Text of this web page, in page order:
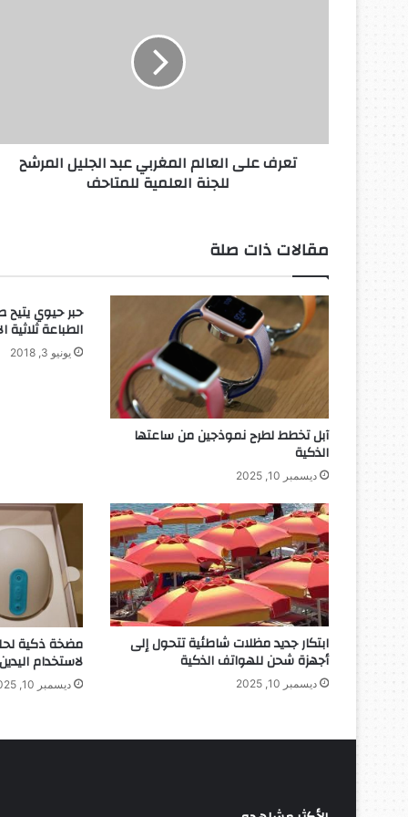
العلمية
للمتاحفتعرف على العالم المغربي عبد الجليل المرشح
للجنة العلمية للمتاحف
مقالات ذات صلة
آبل تخطط لطرح نموذجين من ساعتها
الذكية
ديسمبر 10, 2025
حبر حيوي يتيح
الطباعة ثلاثية
يونيو 3, 2018
ابتكار جديد مظلات شاطئية تتحول إلى
أجهزة شحن للهواتف الذكية
ديسمبر 10, 2025
مضخة ذكية
لاستخدام اليدين
ديسمبر 10, 2025